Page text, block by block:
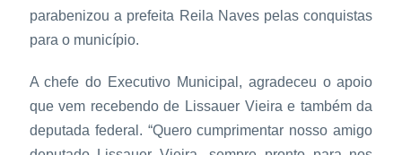
parabenizou a prefeita Reila Naves pelas conquistas
para o município.
A chefe do Executivo Municipal, agradeceu o apoio
que vem recebendo de Lissauer Vieira e também da
deputada federal. “Quero cumprimentar nosso amigo